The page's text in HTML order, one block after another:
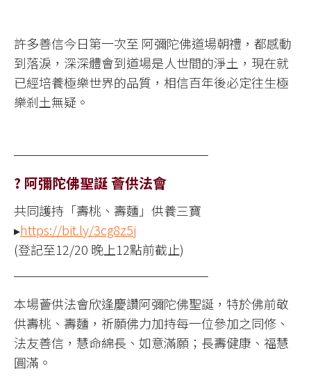
許多善信今日第一次至 阿彌陀佛道場朝禮，都感動
到落淚，深深體會到道場是人世間的淨土，現在就
已經培養極樂世界的品質，相信百年後必定往生極
樂剎土無疑。
──────────────
? 阿彌陀佛聖誕 薈供法會
共同護持「壽桃、壽麵」供養三寶
▸https://bit.ly/3cg8z5j
(登記至12/20 晚上12點前截止)
──────────────
本場薈供法會欣逢慶讚阿彌陀佛聖誕，特於佛前敬
供壽桃、壽麵，祈願佛力加持每一位參加之同修、
法友善信，慧命綿長、如意滿願；長壽健康、福慧
圓滿。